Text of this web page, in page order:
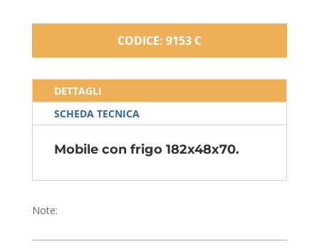
CODICE: 9153 C
DETTAGLI
SCHEDA TECNICA
Mobile con frigo 182x48x70.
Note: